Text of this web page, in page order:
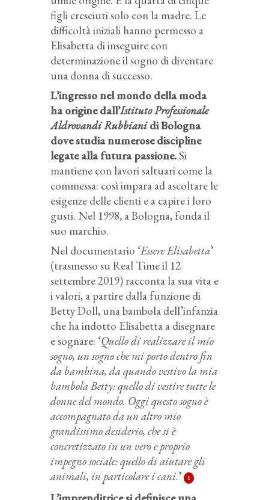
figli cresciuti solo con la madre. Le
difficoltà iniziali hanno permesso a
Elisabetta di inseguire con
determinazione il sogno di diventare
una donna di successo.
L’ingresso nel mondo della moda
ha origine dall’Istituto Professionale
Aldrovandi Rubbianidi Bologna
dove studia numerose discipline
legate alla futura passione.Si
mantiene con lavori saltuari come la
commessa: così impara ad ascoltare le
esigenze delle clienti e a capire i loro
gusti. Nel 1998, a Bologna, fonda il
suo marchio.
Nel documentario ‘Essere Elisabetta’
(trasmesso su Real Time il 12
settembre 2019) racconta la sua vita e
i valori, a partire dalla funzione di
Betty Doll, una bambola dell’infanzia
che ha indotto Elisabetta a disegnare
e sognare: ‘Quello di realizzare il mio
sogno, un sogno che mi porto dentro fin
da bambina, da quando vestivo la mia
bambola Betty: quello di vestire tutte le
donne del mondo. Oggi questo sogno è
accompagnato da un altro mio
grandissimo desiderio, che si è
concretizzato in un vero e proprio
impegno sociale: quello di aiutare gli
animali, in particolare i cani.’ 1